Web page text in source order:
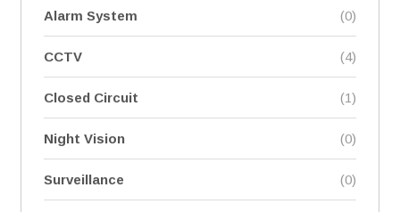
Alarm System (0)
CCTV (4)
Closed Circuit (1)
Night Vision (0)
Surveillance (0)